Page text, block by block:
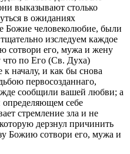
выказывают столько
в ожиданиях
Божие человеколюбие, были
изследуем каждое
сотвори его, мужа и жену
что по Его (Св. Духа)
началу, и как бы снова
первосозданнаго,
сообщили вашей любви; а
себе
стремление зла и не
дерзнул причинить
Божию сотвори его, мужа и